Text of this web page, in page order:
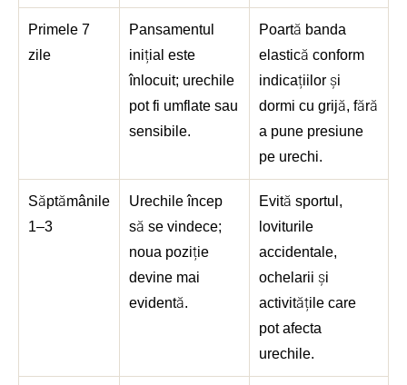
Primele 7
zile
Pansamentul
inițial este
înlocuit; urechile
pot fi umflate sau
sensibile.
Poartă banda
elastică conform
indicațiilor și
dormi cu grijă, fără
a pune presiune
pe urechi.
Săptămânile
1–3
Urechile încep
să se vindece;
noua poziție
devine mai
evidentă.
Evită sportul,
loviturile
accidentale,
ochelarii și
activitățile care
pot afecta
urechile.